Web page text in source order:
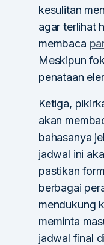
kesulitan
agar terlihat
membaca
Meskipun
penataan
Ketiga,
akan
bahasanya
jadwal ini
pastikan
berbagai
mendukung
meminta
jadwal final